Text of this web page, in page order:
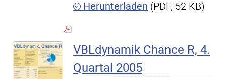
Herunterladen (PDF, 52 KB)
VBLdynamik Chance R, 4.
Quartal 2005